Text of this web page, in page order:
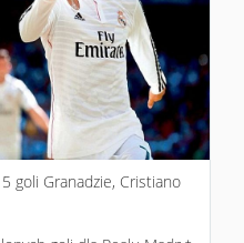
goli Granadzie, Cristiano